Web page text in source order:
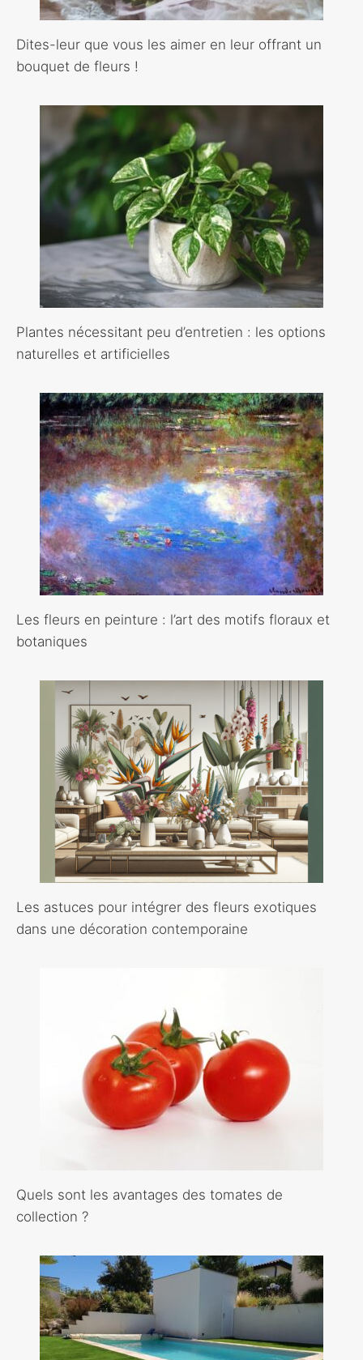
Dites-leur que vous les aimer en leur offrant un
bouquet de fleurs !
Plantes nécessitant peu d’entretien : les options
naturelles et artificielles
Les fleurs en peinture : l’art des motifs floraux et
botaniques
Les astuces pour intégrer des fleurs exotiques
dans une décoration contemporaine
Quels sont les avantages des tomates de
collection ?